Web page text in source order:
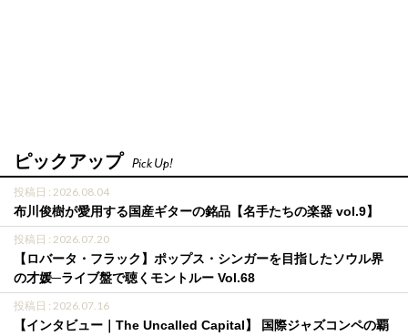
ピックアップ Pick Up!
投稿日 : 2026.08.04
布川俊樹が愛用する国産ギターの銘品【名手たちの楽器 vol.9】
投稿日 : 2026.07.20
【ロバータ・フラック】ポップス・シンガーを目指したソウル界
の才媛─ライブ盤で聴くモントルー Vol.68
投稿日 : 2026.07.16
【インタビュー｜The Uncalled Capital】 国際ジャズコンペの覇